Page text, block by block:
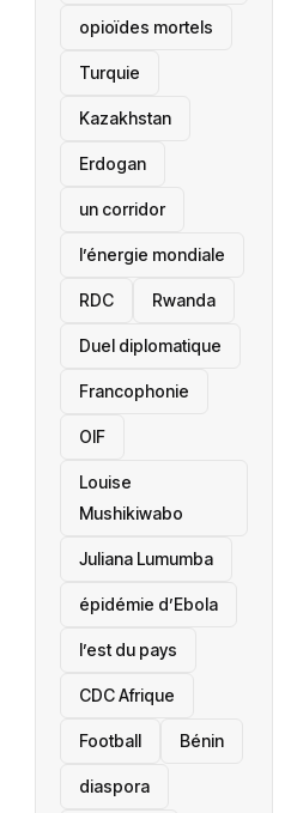
opioïdes mortels
‎Turquie
Kazakhstan
Erdogan
un corridor
l’énergie mondiale
RDC Rwanda
Duel diplomatique
Francophonie
OIF
Louise
Mushikiwabo
Juliana Lumumba
épidémie d’Ebola
l’est du pays
CDC Afrique
Football Bénin
diaspora